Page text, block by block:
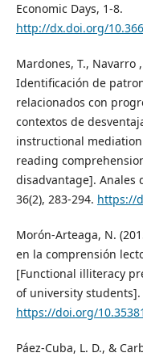
Economic Days, 1-8.
http://dx.doi.org/
Mardones, T., Navarro
Identificación de
relacionados con
contextos de
instructional
reading
disadvantage]. Anales
36(2), 283-294. https://
Morón-Arteaga, N.
en la comprensión
[Functional illiteracy
of university students].
https://doi.org/
Páez-Cuba, L. D., &